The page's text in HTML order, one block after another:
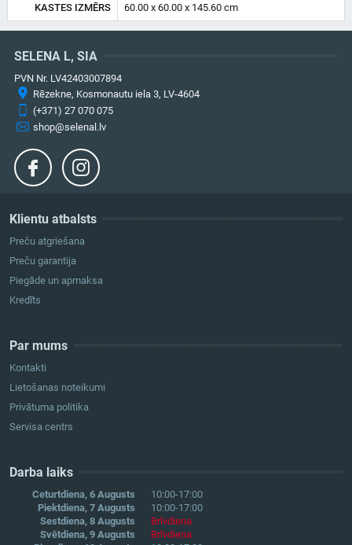
KASTES IZMĒRS 60.00 x 60.00 x 145.60 cm
Klientu atbalsts
Preču atgriešana
Preču garantija
Piegāde un apmaksa
Kredīts
Par mums
Kontakti
Lietošanas noteikumi
Privātuma politika
Servisa centrs
Darba laiks
Ceturtdiena, 6 Augusts
10:00-17:00
Piektdiena, 7 Augusts
10:00-17:00
Sestdiena, 8 Augusts
Brīvdiena
Svētdiena, 9 Augusts
Brīvdiena
SELENA L, SIA
PVN Nr. LV42403007894
Rēzekne, Kosmonautu iela 3, LV-4604
(+371) 27 070 075
shop@selenal.lv